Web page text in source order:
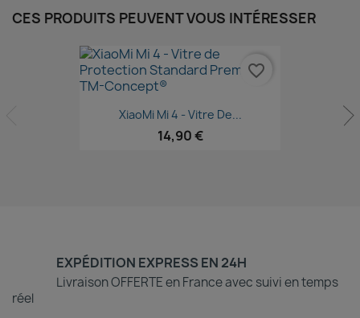
CES PRODUITS PEUVENT VOUS INTÉRESSER
Aperçu rapide
XiaoMi Mi 4 - Vitre De...
14,90 €
favorite_border
EXPÉDITION EXPRESS EN 24H
Livraison OFFERTE en France avec suivi en temps
réel